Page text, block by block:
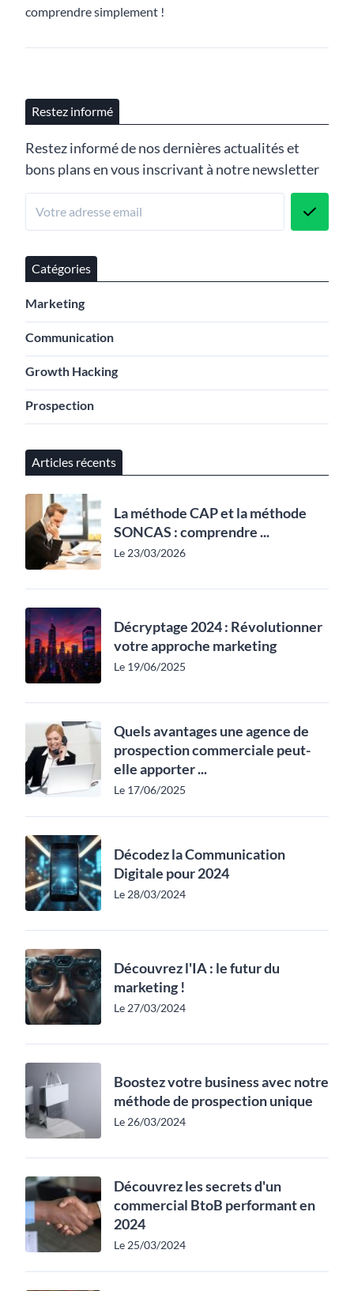
comprendre simplement !
Restez informé
Restez informé de nos dernières actualités et
bons plans en vous inscrivant à notre newsletter
Catégories
Marketing
Communication
Growth Hacking
Prospection
Articles récents
La méthode CAP et la méthode
SONCAS : comprendre ...
Le 23/03/2026
Décryptage 2024 : Révolutionner
votre approche marketing
Le 19/06/2025
Quels avantages une agence de
prospection commerciale peut-
elle apporter ...
Le 17/06/2025
Décodez la Communication
Digitale pour 2024
Le 28/03/2024
Découvrez l'IA : le futur du
marketing !
Le 27/03/2024
Boostez votre business avec notre
méthode de prospection unique
Le 26/03/2024
Découvrez les secrets d'un
commercial BtoB performant en
2024
Le 25/03/2024